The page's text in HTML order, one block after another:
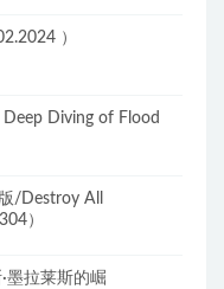
）
Diving of Flood
/Destroy All
）
墨拉莱斯的崛